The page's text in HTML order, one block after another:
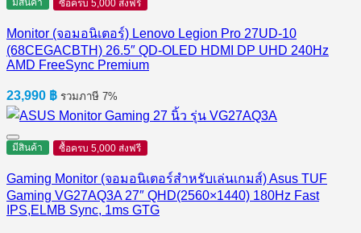
มีสินค้า ซื้อครบ 5,000 ส่งฟรี
Monitor (จอมอนิเตอร์) Lenovo Legion Pro 27UD-10
(68CEGACBTH) 26.5″ QD-OLED HDMI DP UHD 240Hz
AMD FreeSync Premium
23,990 ฿ รวมภาษี 7%
มีสินค้า ซื้อครบ 5,000 ส่งฟรี
Gaming Monitor (จอมอนิเตอร์สำหรับเล่นเกมส์) Asus TUF
Gaming VG27AQ3A 27″ QHD(2560×1440) 180Hz Fast
IPS,ELMB Sync, 1ms GTG